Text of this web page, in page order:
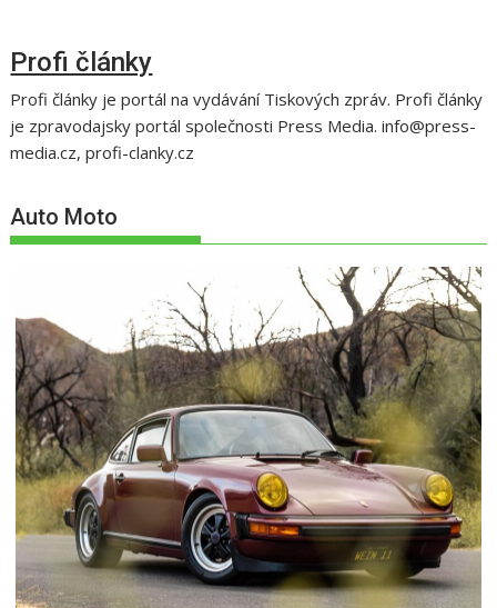
Profi články
Profi články je portál na vydávání Tiskových zpráv. Profi články
je zpravodajsky portál společnosti Press Media. info@press-
media.cz, profi-clanky.cz
Auto Moto